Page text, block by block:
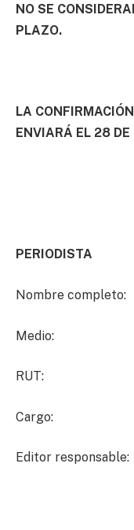
NO SE
PLAZO.
LA
ENVIARÁ EL 28
PERIODISTA
Nombre completo:
Medio:
RUT:
Cargo:
Editor responsable: